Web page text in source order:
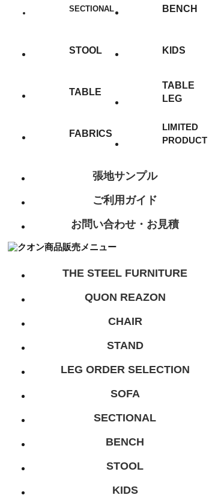
SECTIONAL BENCH
STOOL KIDS
TABLE
TABLE
LEG
FABRICS
LIMITED
PRODUCT
張地サンプル
ご利用ガイド
お問い合わせ・お見積
THE STEEL FURNITURE
QUON REAZON
CHAIR
STAND
LEG ORDER SELECTION
SOFA
SECTIONAL
BENCH
STOOL
KIDS